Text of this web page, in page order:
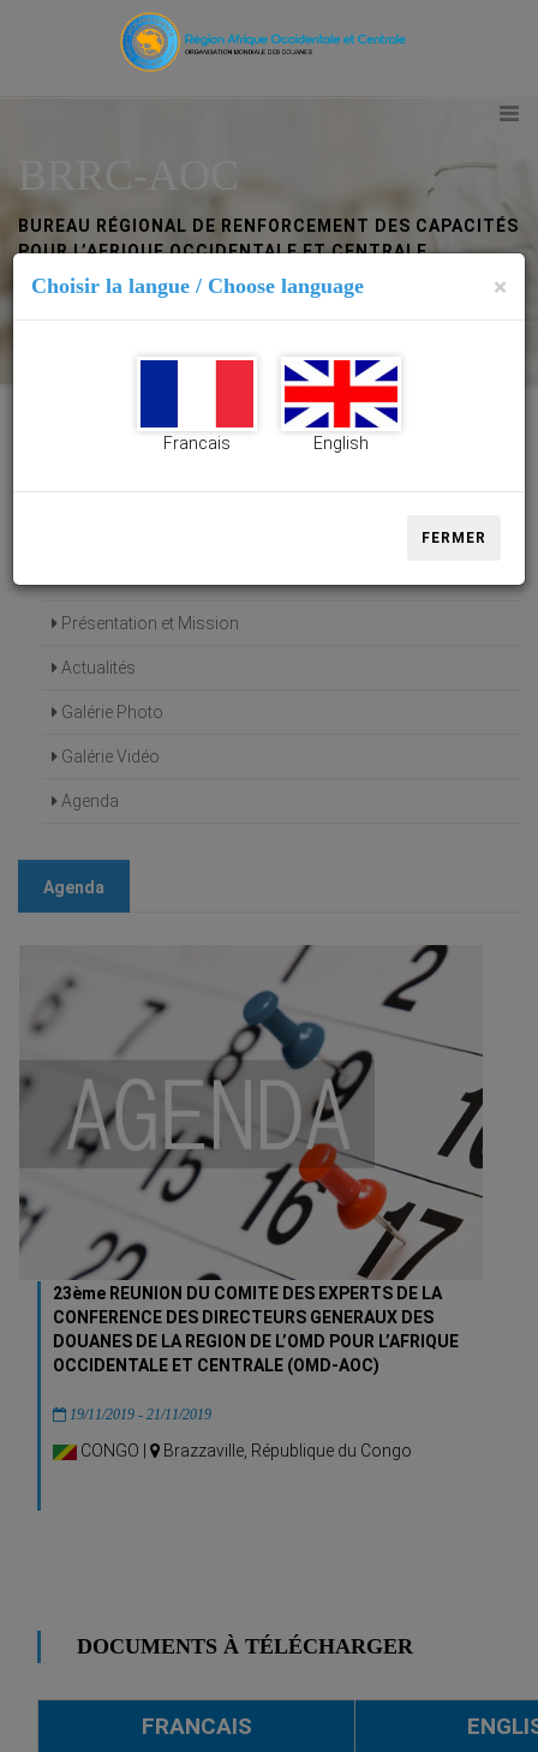
BRRC-AOC
BUREAU RÉGIONAL DE RENFORCEMENT DES CAPACITÉS
POUR L’AFRIQUE OCCIDENTALE ET CENTRALE
Abidjan (Côte d’Ivoire)
Présentation et Mission
Actualités
Galérie Photo
Galérie Vidéo
Agenda
Agenda
23ème REUNION DU COMITE DES EXPERTS DE LA
CONFERENCE DES DIRECTEURS GENERAUX DES
DOUANES DE LA REGION DE L’OMD POUR L’AFRIQUE
OCCIDENTALE ET CENTRALE (OMD-AOC)
19/11/2019 - 21/11/2019
CONGO | Brazzaville, République du Congo
DOCUMENTS À TÉLÉCHARGER
FRANCAIS
Choisir la langue / Choose language ×
Francais English
FERMER